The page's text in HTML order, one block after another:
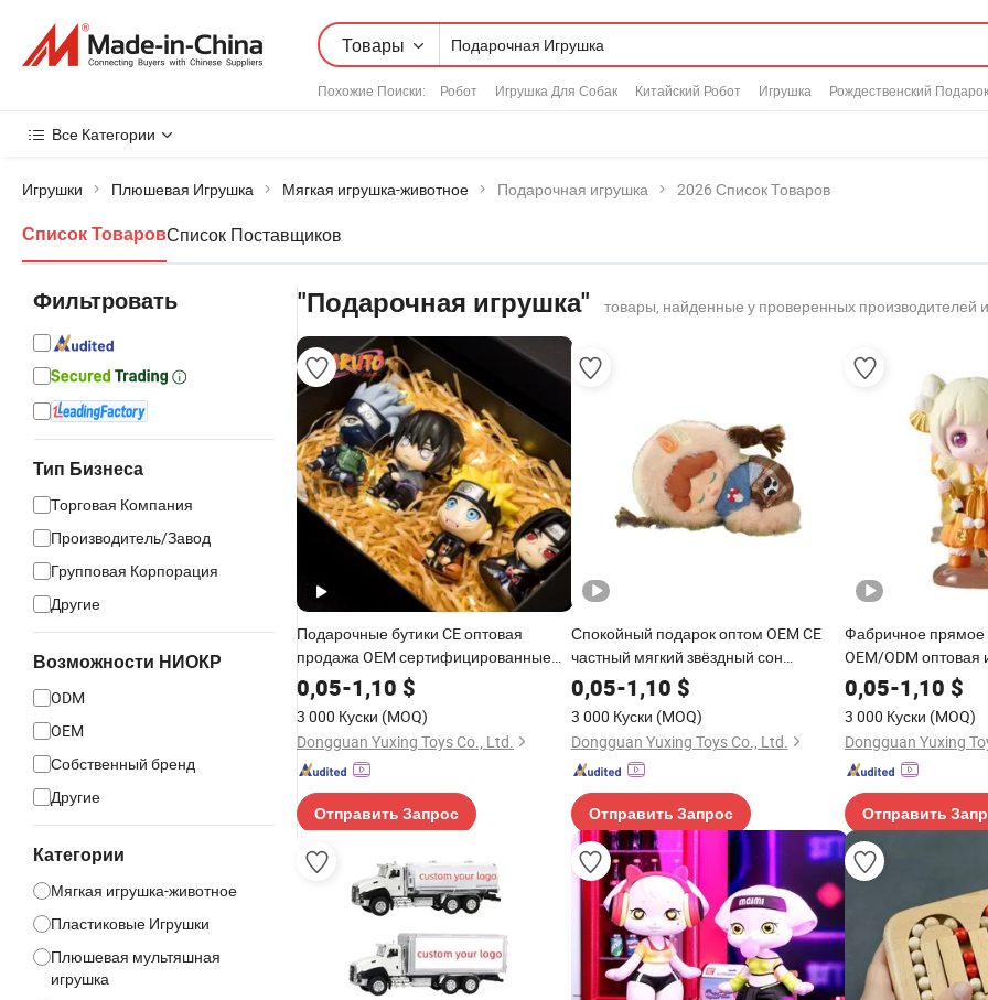
Товары
Похожие Поиски: Робот Игрушка Для Собак Китайский Робот Игрушка Рождественский Подарок
Все Категории
Игрушки Плюшевая Игрушка Мягкая игрушка-животное Подарочная игрушка 2026 Список Товаров
Список ТоваровСписок Поставщиков
Фильтровать
Тип Бизнеса
Торговая Компания
Производитель/Завод
Групповая Корпорация
Другие
Возможности НИОКР
ODM
OEM
Собственный бренд
Другие
Категории
Мягкая игрушка-животное
Пластиковые Игрушки
Плюшевая мультяшная
игрушка
"Подарочная игрушка" товары, найденные у проверенных производителей
Подарочные бутики CE оптовая
продажа OEM сертифицированные
индивидуальные детские слепые
коробки толстые солидные
персонажи-ниндзя аниме фигурки
действий Наруто пластиковые
игрушки
0,05-1,10 $
3 000 Куски (MOQ)
Dongguan Yuxing Toys Co., Ltd.
Отправить Запрос
Спокойный подарок оптом OEM CE
частный мягкий звёздный сон
индивидуальная плюшевая фигурка
игрушка
0,05-1,10 $
3 000 Куски (MOQ)
Dongguan Yuxing Toys Co., Ltd.
Отправить Запрос
Фабричное прямое
OEM/ODM оптовая
литейная легкая
коробка
для Рождества и
Благодарения
0,05-1,10 $
3 000 Куски (MOQ)
Dongguan Yuxing
Отправить